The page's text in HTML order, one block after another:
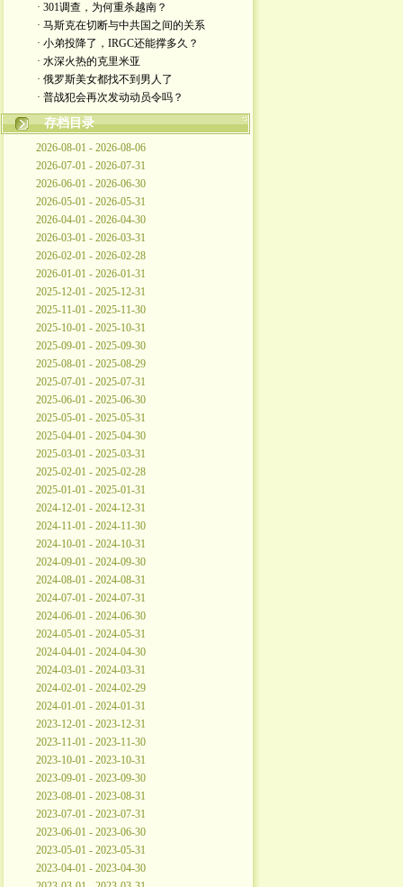
· 301调查，为何重杀越南？
· 马斯克在切断与中共国之间的关系
· 小弟投降了，IRGC还能撑多久？
· 水深火热的克里米亚
· 俄罗斯美女都找不到男人了
· 普战犯会再次发动动员令吗？
存档目录
2026-08-01 - 2026-08-06
2026-07-01 - 2026-07-31
2026-06-01 - 2026-06-30
2026-05-01 - 2026-05-31
2026-04-01 - 2026-04-30
2026-03-01 - 2026-03-31
2026-02-01 - 2026-02-28
2026-01-01 - 2026-01-31
2025-12-01 - 2025-12-31
2025-11-01 - 2025-11-30
2025-10-01 - 2025-10-31
2025-09-01 - 2025-09-30
2025-08-01 - 2025-08-29
2025-07-01 - 2025-07-31
2025-06-01 - 2025-06-30
2025-05-01 - 2025-05-31
2025-04-01 - 2025-04-30
2025-03-01 - 2025-03-31
2025-02-01 - 2025-02-28
2025-01-01 - 2025-01-31
2024-12-01 - 2024-12-31
2024-11-01 - 2024-11-30
2024-10-01 - 2024-10-31
2024-09-01 - 2024-09-30
2024-08-01 - 2024-08-31
2024-07-01 - 2024-07-31
2024-06-01 - 2024-06-30
2024-05-01 - 2024-05-31
2024-04-01 - 2024-04-30
2024-03-01 - 2024-03-31
2024-02-01 - 2024-02-29
2024-01-01 - 2024-01-31
2023-12-01 - 2023-12-31
2023-11-01 - 2023-11-30
2023-10-01 - 2023-10-31
2023-09-01 - 2023-09-30
2023-08-01 - 2023-08-31
2023-07-01 - 2023-07-31
2023-06-01 - 2023-06-30
2023-05-01 - 2023-05-31
2023-04-01 - 2023-04-30